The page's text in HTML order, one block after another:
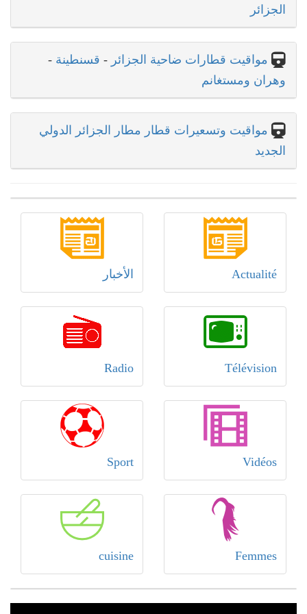
الجزائر
مواقيت قطارات ضاحية الجزائر - قسنطينة -
وهران ومستغانم
مواقيت وتسعيرات قطار مطار الجزائر الدولي
الجديد
Actualité الأخبار
Télévision
Radio
Vidéos
Sport
Femmes
cuisine